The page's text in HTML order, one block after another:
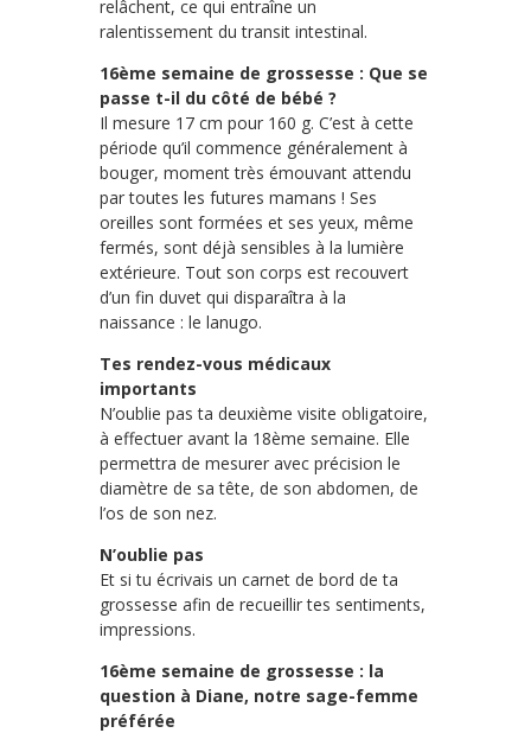
relâchent, ce qui entraîne un
ralentissement du transit intestinal.
16ème semaine de grossesse : Que se
passe t-il du côté de bébé ?
Il mesure 17 cm pour 160 g. C’est à cette
période qu’il commence généralement à
bouger, moment très émouvant attendu
par toutes les futures mamans ! Ses
oreilles sont formées et ses yeux, même
fermés, sont déjà sensibles à la lumière
extérieure. Tout son corps est recouvert
d’un fin duvet qui disparaîtra à la
naissance : le lanugo.
Tes rendez-vous médicaux
importants
N’oublie pas ta deuxième visite obligatoire,
à effectuer avant la 18ème semaine. Elle
permettra de mesurer avec précision le
diamètre de sa tête, de son abdomen, de
l’os de son nez.
N’oublie pas
Et si tu écrivais un carnet de bord de ta
grossesse afin de recueillir tes sentiments,
impressions.
16ème semaine de grossesse : la
question à Diane, notre sage-femme
préférée